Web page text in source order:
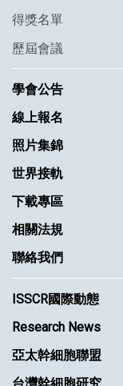
得獎名單
歷屆會議
學會公告
線上報名
照片集錦
世界接軌
下載專區
相關法規
聯絡我們
ISSCR國際動態
Research News
亞太幹細胞聯盟